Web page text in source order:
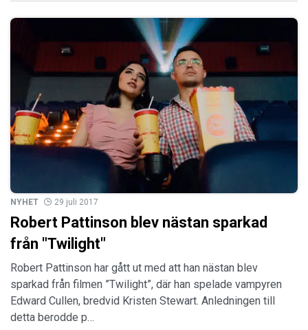
NYHET 29 juli 2017
Robert Pattinson blev nästan sparkad
från "Twilight"
Robert Pattinson har gått ut med att han nästan blev
sparkad från filmen ”Twilight”, där han spelade vampyren
Edward Cullen, bredvid Kristen Stewart. Anledningen till
detta berodde p…